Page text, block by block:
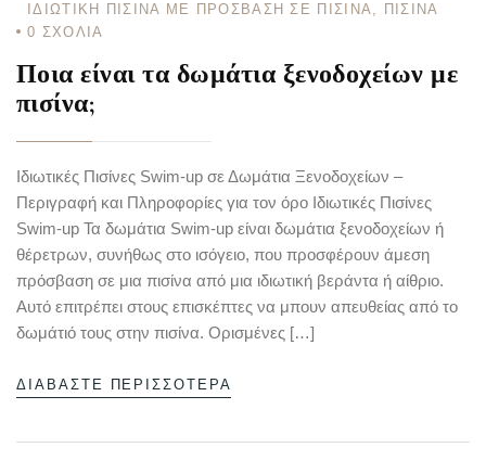
ΙΔΙΩΤΙΚΉ ΠΙΣΊΝΑ ΜΕ ΠΡΌΣΒΑΣΗ ΣΕ ΠΙΣΊΝΑ,
ΠΙΣΊΝΑ
0 ΣΧΌΛΙΑ
Ποια είναι τα δωμάτια ξενοδοχείων με
πισίνα;
Ιδιωτικές Πισίνες Swim-up σε Δωμάτια Ξενοδοχείων –
Περιγραφή και Πληροφορίες για τον όρο Ιδιωτικές Πισίνες
Swim-up Τα δωμάτια Swim-up είναι δωμάτια ξενοδοχείων ή
θέρετρων, συνήθως στο ισόγειο, που προσφέρουν άμεση
πρόσβαση σε μια πισίνα από μια ιδιωτική βεράντα ή αίθριο.
Αυτό επιτρέπει στους επισκέπτες να μπουν απευθείας από το
δωμάτιό τους στην πισίνα. Ορισμένες […]
ΔΙΑΒΆΣΤΕ ΠΕΡΙΣΣΌΤΕΡΑ